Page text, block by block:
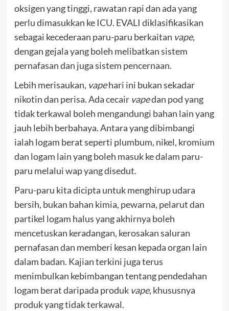
oksigen yang tinggi, rawatan rapi dan ada yang
perlu dimasukkan ke ICU. EVALI diklasifikasikan
sebagai kecederaan paru-paru berkaitan vape,
dengan gejala yang boleh melibatkan sistem
pernafasan dan juga sistem pencernaan.
Lebih merisaukan, vapehari ini bukan sekadar
nikotin dan perisa. Ada cecair vapedan pod yang
tidak terkawal boleh mengandungi bahan lain yang
jauh lebih berbahaya. Antara yang dibimbangi
ialah logam berat seperti plumbum, nikel, kromium
dan logam lain yang boleh masuk ke dalam paru-
paru melalui wap yang disedut.
Paru-paru kita dicipta untuk menghirup udara
bersih, bukan bahan kimia, pewarna, pelarut dan
partikel logam halus yang akhirnya boleh
mencetuskan keradangan, kerosakan saluran
pernafasan dan memberi kesan kepada organ lain
dalam badan. Kajian terkini juga terus
menimbulkan kebimbangan tentang pendedahan
logam berat daripada produk vape, khususnya
produk yang tidak terkawal.